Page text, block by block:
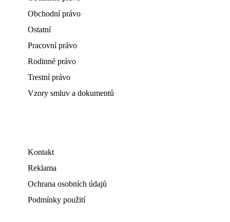
Obchodní právo
Ostatní
Pracovní právo
Rodinné právo
Trestní právo
Vzory smluv a dokumentů
Kontakt
Reklama
Ochrana osobních údajů
Podmínky použití